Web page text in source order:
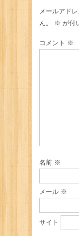
メールアド
ん。
※ が付
コメント ※
名前 ※
メール ※
サイト